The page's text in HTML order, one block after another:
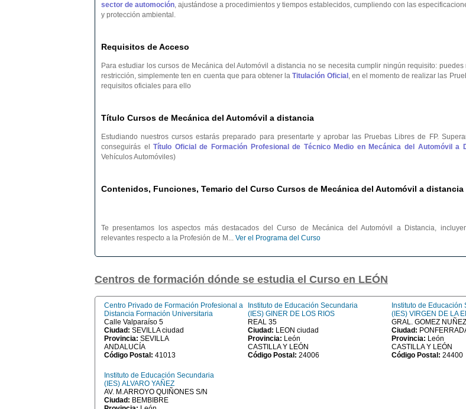
sector de automoción, ajustándose a procedimientos y tiempos establecidos, cumpliendo con las
y protección ambiental.
Requisitos de Acceso
Para estudiar los cursos de Mecánica del Automóvil a distancia no se necesita cumplir ningún requisito:
restricción, simplemente ten en cuenta que para obtener laTitulación Oficial , en el momento de realizar las
requisitos oficiales para ello
Título Cursos de Mecánica del Automóvil a distancia
Estudiando nuestros cursos estarás preparado para presentarte y aprobar las Pruebas Libres de FP.
conseguirás elTítulo Oficial de Formación Profesional de Técnico Medio en Mecánica del Automóvil a
Vehículos Automóviles)
Contenidos, Funciones, Temario del Curso Cursos de Mecánica del Automóvil a distancia
Te presentamos los aspectos más destacados del Curso de Mecánica del Automóvil a Distancia,
relevantes respecto a la Profesión de M... Ver el Programa del Curso
Centros de formación dónde se estudia el Curso en LEÓN
Centro Privado de Formación Profesional a
Distancia Formación Universitaria
Calle Valparaíso 5
Ciudad: SEVILLA ciudad
Provincia: SEVILLA
ANDALUCÍA
Código Postal: 41013
Instituto de Educación Secundaria
(IES) GINER DE LOS RIOS
REAL 35
Ciudad: LEON ciudad
Provincia: León
CASTILLA Y LEÓN
Código Postal: 24006
Instituto de Educación
(IES) VIRGEN DE LA
GRAL. GOMEZ
Ciudad:
Provincia: León
CASTILLA Y LEÓN
Código Postal: 24400
Instituto de Educación Secundaria
(IES) ALVARO YAÑEZ
AV. M.ARROYO QUIÑONES S/N
Ciudad: BEMBIBRE